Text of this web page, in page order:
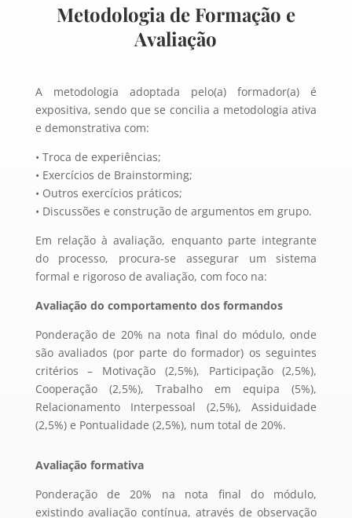
Metodologia de Formação e
Avaliação
A metodologia adoptada pelo(a) formador(a) é
expositiva, sendo que se concilia a metodologia ativa
e demonstrativa com:
• Troca de experiências;
• Exercícios de Brainstorming;
• Outros exercícios práticos;
• Discussões e construção de argumentos em grupo.
Em relação à avaliação, enquanto parte integrante
do processo, procura-se assegurar um sistema
formal e rigoroso de avaliação, com foco na:
Avaliação do comportamento dos formandos
Ponderação de 20% na nota final do módulo, onde
são avaliados (por parte do formador) os seguintes
critérios – Motivação (2,5%), Participação (2,5%),
Cooperação (2,5%), Trabalho em equipa (5%),
Relacionamento Interpessoal (2,5%), Assiduidade
(2,5%) e Pontualidade (2,5%), num total de 20%.
Avaliação formativa
Ponderação de 20% na nota final do módulo,
existindo avaliação contínua, através de observação